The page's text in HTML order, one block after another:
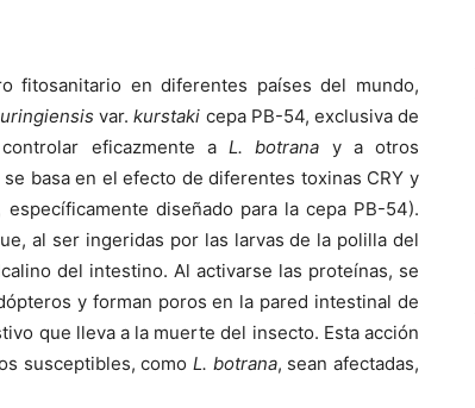
fitosanitario en diferentes países del mundo,
var.kurstaki cepa PB-54, exclusiva de
eficazmente aL. botrana y a otros
basa en el efecto de diferentes toxinas CRY y
diseñado para la cepa PB-54).
al ser ingeridas por las larvas de la polilla del
del intestino. Al activarse las proteínas, se
y forman poros en la pared intestinal de
que lleva a la muerte del insecto. Esta acción
susceptibles, como L. botrana, sean afectadas,